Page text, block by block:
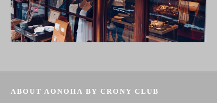
ABOUT AONOHA BY CRONY CLUB